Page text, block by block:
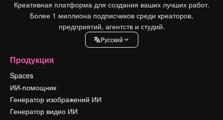
Креативная платформа для создания ваших лучших работ.
Более 1 миллиона подписчиков среди креаторов,
предприятий, агентств и студий.
Pусский
Продукция
Spaces
ИИ-помощник
Генератор изображений ИИ
Генератор видео ИИ